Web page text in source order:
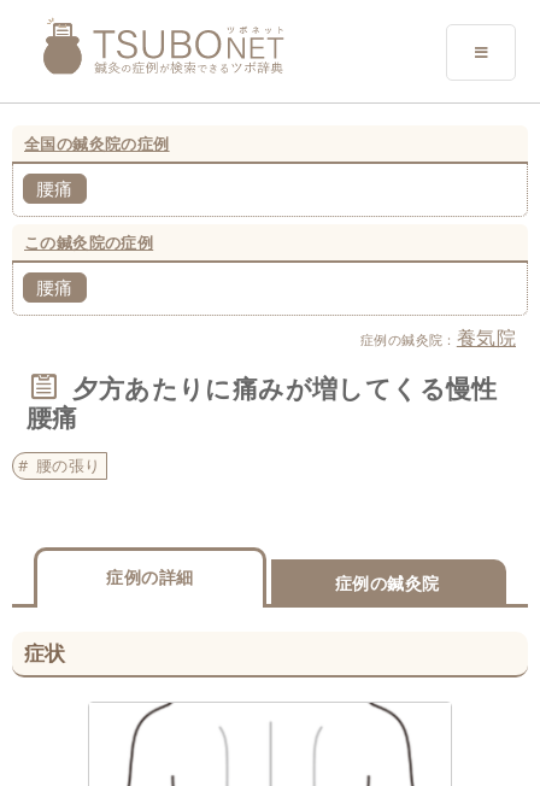
全国の鍼灸院の症例
腰痛
この鍼灸院の症例
腰痛
症例の鍼灸院： 養気院
夕方あたりに痛みが増してくる慢性
腰痛
腰の張り
症例の詳細 症例の鍼灸院
症状